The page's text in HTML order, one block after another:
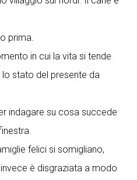
prima.
in cui la vita si tende
stato del presente da
indagare su cosa succede
felici si somigliano,
è disgraziata a modo